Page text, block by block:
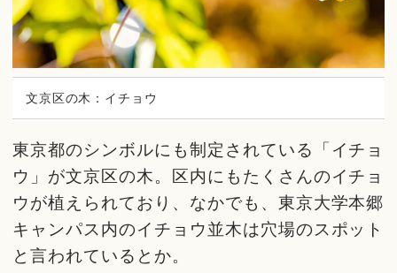
文京区の木：イチョウ
東京都のシンボルにも制定されている「イチョ
ウ」が文京区の木。区内にもたくさんのイチョ
ウが植えられており、なかでも、東京大学本郷
キャンパス内のイチョウ並木は穴場のスポット
と言われているとか。